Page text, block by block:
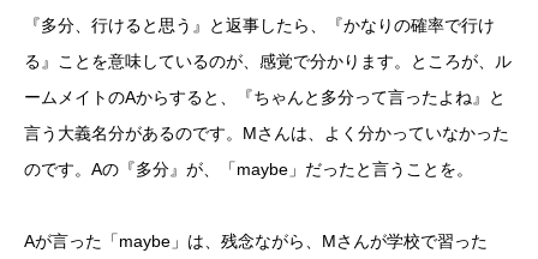
『多分、行けると思う』と返事したら、『かなりの確率で行け
る』ことを意味しているのが、感覚で分かります。ところが、ル
ームメイトのAからすると、『ちゃんと多分って言ったよね』と
言う大義名分があるのです。Mさんは、よく分かっていなかった
のです。Aの『多分』が、「maybe」だったと言うことを。
Aが言った「maybe」は、残念ながら、Mさんが学校で習った